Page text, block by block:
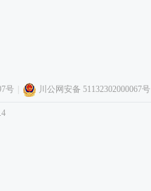
号 川公网安备 51132302000067号